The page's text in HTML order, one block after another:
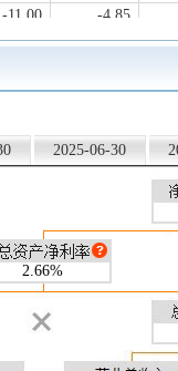
-11.00
-4.85
-19.10
-19.34
-4.54
0.43
-14.83
7.92
03-31 25-12-31
4.15
17.23
14.22
12.12
7.07
0.000
2025-06-30
2.66%